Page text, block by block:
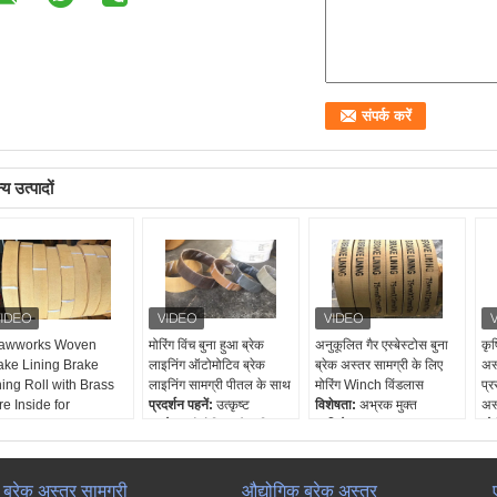
उत्पादों
Woven
Lining Brake
Roll with Brass
Inside for
पहनें:उत्कृष्ट
शुल्क नमूना:उपलब्ध
मोरिंग विंच बुना हुआ ब्रेक
लाइनिंग ऑटोमोटिव ब्रेक
लाइनिंग सामग्री पीतल के साथ
प्रदर्शन पहनें:उत्कृष्ट
नि: शुल्क नमूना:उपलब्ध
अनुकूलित गैर एस्बेस्टोस बुना
ब्रेक अस्तर सामग्री के लिए
मोरिंग Winch विंडलास
विशेषता: अभ्रक मुक्त
निशल्क नमूने:हाँ
ब्रेक अस्तर सामग्री औद्योगिक ब्रेक अस्तर